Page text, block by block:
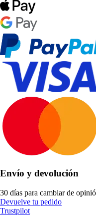
Envío y devolución
30 días para cambiar de
Devuelve tu pedido
Trustpilot